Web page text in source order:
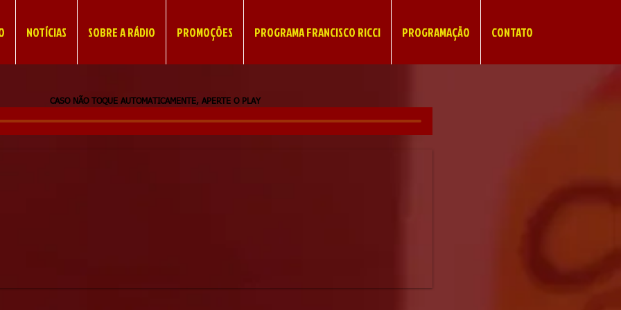
NOTÍCIAS SOBRE A RÁDIO PROMOÇÕES PROGRAMA FRANCISCO RICCI PROGRAMAÇÃO CONTATO
CASO NÃO TOQUE AUTOMATICAMENTE, APERTE O PLAY